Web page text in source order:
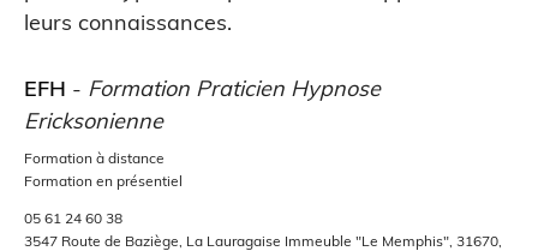
leurs connaissances.
EFH - Formation Praticien Hypnose
Ericksonienne
Formation à distance
Formation en présentiel
05 61 24 60 38
3547 Route de Baziège, La Lauragaise Immeuble "Le Memphis", 31670,